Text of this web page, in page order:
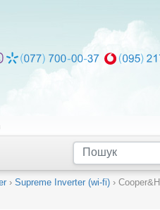
› Supreme Inverter (wi-fi) ›